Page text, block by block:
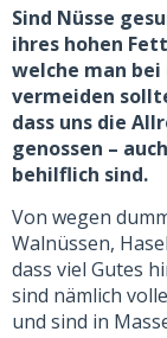
Sind Nüsse
ihres hohen
welche man
vermeiden
dass uns die
genossen –
behilflich sind.
Von wegen
Walnüssen,
dass viel Gutes
sind nämlich
und sind in